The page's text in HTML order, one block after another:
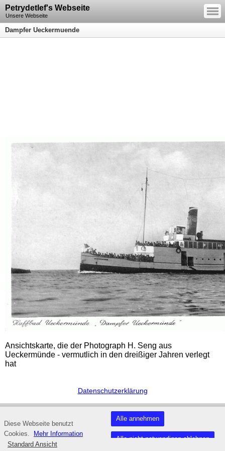
Petrydetlef's Webseite
Unsere Webseite
—
—
—
Dampfer Ueckermuende
Ansichtskarte, die der Photograph H. Seng aus
Ueckermünde - vermutlich in den dreißiger Jahren verlegt
hat
Datenschutzerklärung
Standard Ansicht
Diese Webseite benutzt
Cookies.
Mehr Information
Alle annehmen
Alle nicht notwendigen ablehnen